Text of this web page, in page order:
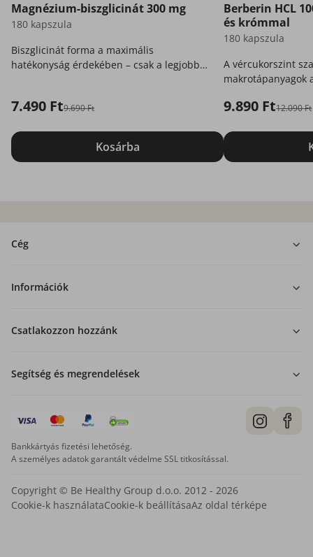
Magnézium-biszglicinát 300 mg
180 kapszula
Biszglicinát forma a maximális
hatékonyság érdekében – csak a legjobb
7.490 Ft9.690 Ft
Kosárba
Berberin HCL
és krómmal
180 kapszula
A vércukorszint
makrotápanyagok
9.890 Ft12.090 Ft
Cég
Információk
Csatlakozzon hozzánk
Segítség és megrendelések
Bankkártyás fizetési lehetőség.
A személyes adatok garantált védelme SSL titkosítással.
Copyright © Be Healthy Group d.o.o. 2012 - 2026
Cookie-k használataCookie-k beállításaAz oldal térképe